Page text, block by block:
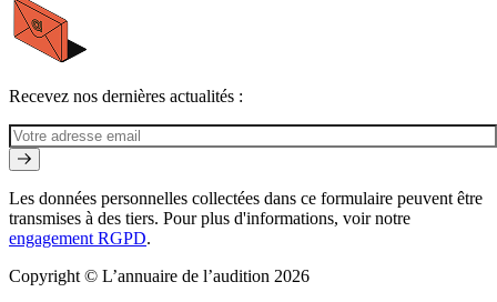
Recevez nos dernières actualités :
Les données personnelles collectées dans ce formulaire peuvent être
transmises à des tiers. Pour plus d'informations, voir notre
engagement RGPD.
Copyright © L’annuaire de l’audition 2026